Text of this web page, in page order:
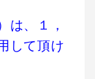
は、１，
して頂け